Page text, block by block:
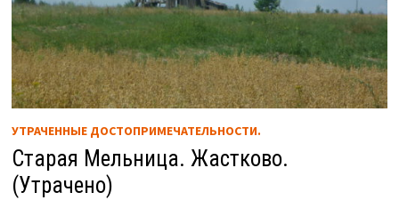
УТРАЧЕННЫЕ ДОСТОПРИМЕЧАТЕЛЬНОСТИ.
Старая Мельница. Жастково.
(Утрачено)